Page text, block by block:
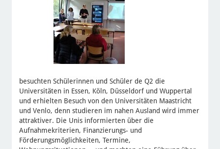
besuchten Schülerinnen und Schüler de Q2 die
Universitäten in Essen, Köln, Düsseldorf und Wuppertal
und erhielten Besuch von den Universitäten Maastricht
und Venlo, denn studieren im nahen Ausland wird immer
attraktiver. Die Unis informierten über die
Aufnahmekriterien, Finanzierungs- und
Förderungsmöglichkeiten, Termine,